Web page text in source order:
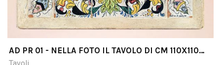
AD PR 01 - NELLA FOTO IL TAVOLO DI CM 110X110
COTTO & PIETRA